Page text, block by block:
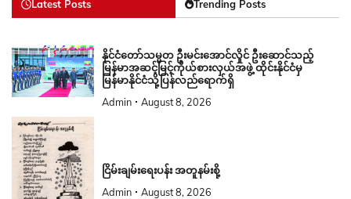
Latest Posts Trending Posts
နိုင်ငံတော်သမ္မတ ဦးမင်းအောင်လှိုင် ဦးဆောင်သည့်
မြန်မာအဆင့်မြင့်ကိုယ်စားလှယ်အဖွဲ့ ထိုင်းနိုင်ငံမှ
မြန်မာနိုင်ငံသို့ပြန်လည်ရောက်ရှိ
Admin August 8, 2026
ငြိမ်းချမ်းရေးပန်း အတူနမ်းစို့
Admin August 8, 2026